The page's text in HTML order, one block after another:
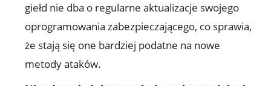
giełd nie ⁤dba o regularne aktualizacje swojego
oprogramowania zabezpieczającego, co ‍sprawia,‌
że stają się one‌ bardziej⁣ podatne ‍na nowe⁤
metody ⁢ataków.